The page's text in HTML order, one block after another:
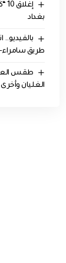
بغداد
طريق
طقس
الغليان